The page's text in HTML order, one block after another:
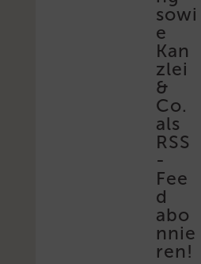
sowi
e
Kan
zlei
&
Co.
als
RSS
-
Fee
d
abo
nnie
ren!